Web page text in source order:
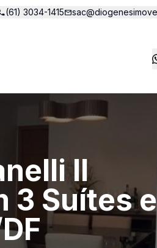
(61) 3034-1415
II
Suítes e